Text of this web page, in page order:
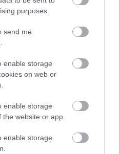
purposes.
send me
enable storage
on web or
enable storage
website or app.
enable storage
Πολιτιστικό Ομιλο